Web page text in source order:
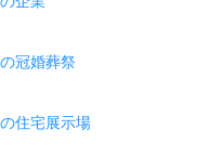
冠婚葬祭
住宅展示場